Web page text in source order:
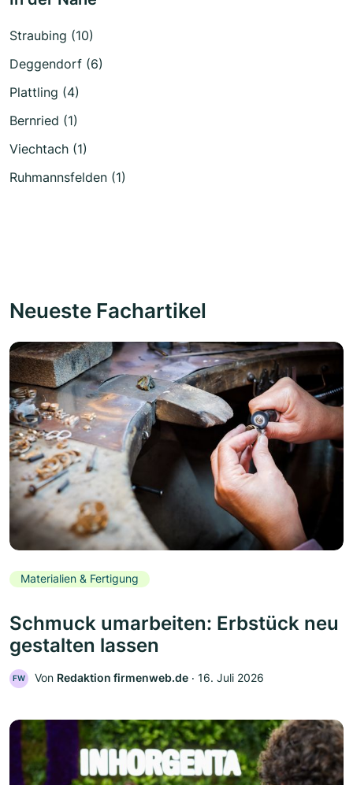
Straubing (10)
Deggendorf (6)
Plattling (4)
Bernried (1)
Viechtach (1)
Ruhmannsfelden (1)
Neueste Fachartikel
Materialien & Fertigung
Schmuck umarbeiten: Erbstück neu
gestalten lassen
FW Von Redaktion firmenweb.de ‧ 16. Juli 2026